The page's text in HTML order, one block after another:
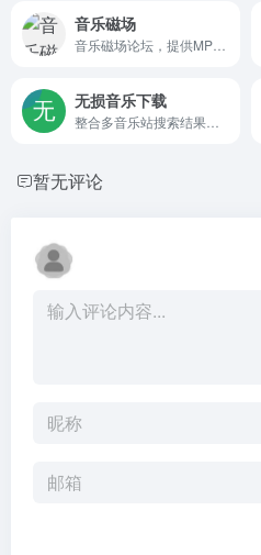
音乐磁场
无损音乐下载
暂无评论